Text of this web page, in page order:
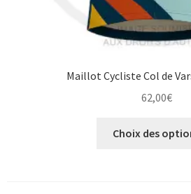
Maillot Cycliste Col de
62,00€
Choix des